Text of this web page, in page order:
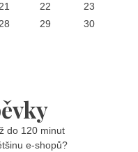
22
23
29
30
do 120 minut
e-shopů?